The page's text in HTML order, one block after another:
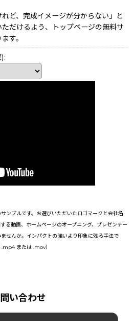
れど、完成イメージが分からない」と
だけるよう、トップページの無料サ
す。
:
ンプルです。お選びいただいたロゴマークと会社名
る動画、ホームページのオープニング、プレゼンテー
せんか。インパクトの強いより印象に残る手法で
または .mov）
い合わせ